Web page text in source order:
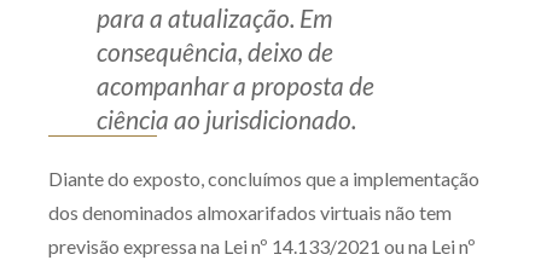
para a atualização. Em
consequência, deixo de
acompanhar a proposta de
ciência ao jurisdicionado.
Diante do exposto, concluímos que a implementação
dos denominados almoxarifados virtuais não tem
previsão expressa na Lei nº 14.133/2021 ou na Lei nº